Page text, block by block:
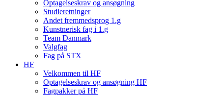
Optagelseskrav og ansøgning
Studieretninger
Andet fremmedsprog 1.g
Kunstnerisk fag i 1.g
Team Danmark
Valgfag
Fag på STX
HF
Velkommen til HF
Optagelseskrav og ansøgning HF
Fagpakker på HF